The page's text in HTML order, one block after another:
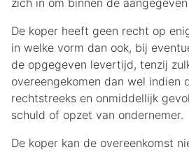
De koper heeft geen recht op
in welke vorm dan ook, bij
de opgegeven levertijd, tenzij
overeengekomen dan wel indien
rechtstreeks en onmiddellijk
schuld of opzet van ondernemer.
De koper kan de overeenkomst